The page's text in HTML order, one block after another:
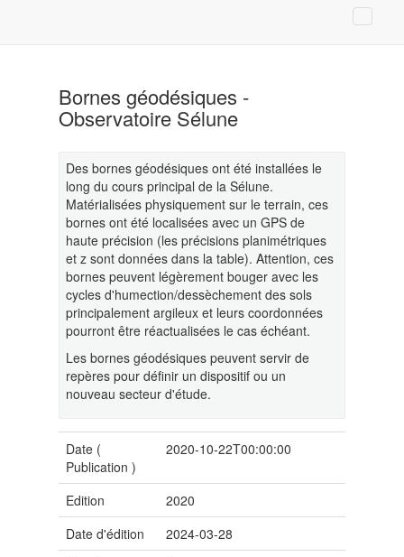
Bornes géodésiques -
Observatoire Sélune
Des bornes géodésiques ont été installées le
long du cours principal de la Sélune.
Matérialisées physiquement sur le terrain, ces
bornes ont été localisées avec un GPS de
haute précision (les précisions planimétriques
et z sont données dans la table). Attention, ces
bornes peuvent légèrement bouger avec les
cycles d'humection/dessèchement des sols
principalement argileux et leurs coordonnées
pourront être réactualisées le cas échéant.
Les bornes géodésiques peuvent servir de
repères pour définir un dispositif ou un
nouveau secteur d'étude.
Date (
Publication )
2020-10-22T00:00:00
Edition
2020
Date d'édition
2024-03-28